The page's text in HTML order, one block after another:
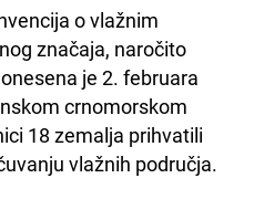
o vlažnim
značaja, naročito
je 2. februara
crnomorskom
18 zemalja prihvatili
vlažnih područja.